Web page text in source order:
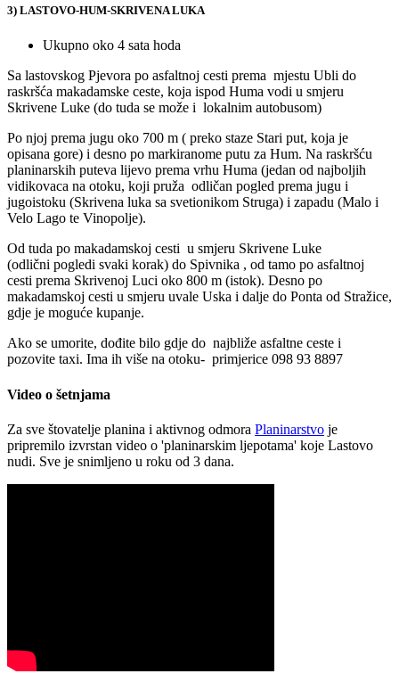
3) LASTOVO-HUM-SKRIVENA LUKA
Ukupno oko 4 sata hoda
Sa lastovskog Pjevora po asfaltnoj cesti prema mjestu Ubli do
raskršća makadamske ceste, koja ispod Huma vodi u smjeru
Skrivene Luke (do tuda se može i lokalnim autobusom)
Po njoj prema jugu oko 700 m ( preko staze Stari put, koja je
opisana gore) i desno po markiranome putu za Hum. Na raskršću
planinarskih puteva lijevo prema vrhu Huma (jedan od najboljih
vidikovaca na otoku, koji pruža odličan pogled prema jugu i
jugoistoku (Skrivena luka sa svetionikom Struga) i zapadu (Malo i
Velo Lago te Vinopolje).
Od tuda po makadamskoj cesti u smjeru Skrivene Luke
(odlični pogledi svaki korak) do Spivnika , od tamo po asfaltnoj
cesti prema Skrivenoj Luci oko 800 m (istok). Desno po
makadamskoj cesti u smjeru uvale Uska i dalje do Ponta od Stražice,
gdje je moguće kupanje.
Ako se umorite, dođite bilo gdje do najbliže asfaltne ceste i
pozovite taxi. Ima ih više na otoku- primjerice 098 93 8897
Video o šetnjama
Za sve štovatelje planina i aktivnog odmora Planinarstvo je
pripremilo izvrstan video o 'planinarskim ljepotama' koje Lastovo
nudi. Sve je snimljeno u roku od 3 dana.